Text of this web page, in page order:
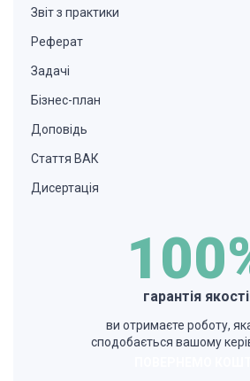
Звіт з практики
Реферат
Задачі
Бізнес-план
Доповідь
Стаття ВАК
Дисертація
гарантія
ви отримаєте роботу,
сподобається вашому